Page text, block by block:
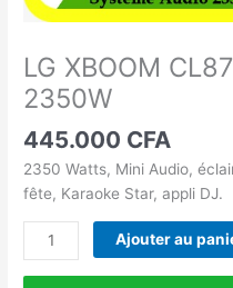
LG XBOOM
2350W
445.000 CFA
2350 Watts, Mini Audio,
fête, Karaoke Star, appli DJ.
Ajouter au